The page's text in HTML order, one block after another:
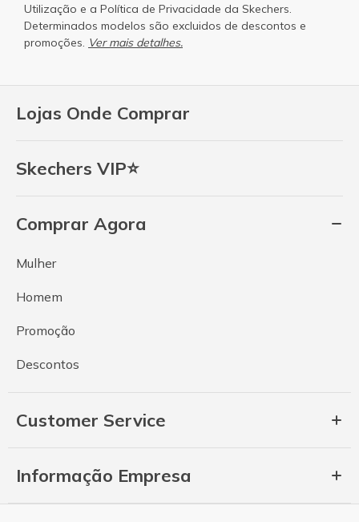
Lojas Onde Comprar
Skechers VIP⭐
Comprar Agora
Mulher
Homem
Promoção
Descontos
Customer Service
Informação Empresa
Utilização e a Política de Privacidade da Skechers.
Determinados modelos são excluidos de descontos e
promoções. Ver mais detalhes.